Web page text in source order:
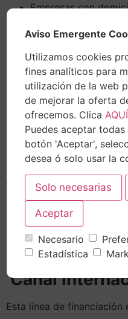
Empresas con
bienes y servicios,
dentro del territorio
cuenten con un
con otra empresa
por el que la
a adquirir bienes a
financiación con
denominación y
documento.
Esta línea se basa
anticipo de facturas que
superior a 180 días.
Y
similares a la línea ICO
olicitar como máximo
préstamos. Además, el t
más el margen
Canal
Esta línea de financiación
Aviso Emergente
Utilizamos cookies
fines analíticos para
utilización de la web
de mejorar la oferta
ofrecemos. ClicaAQUÍ
Puedes aceptar
botón 'Aceptar',
desea ó solo usar la
Necesario
Estadística